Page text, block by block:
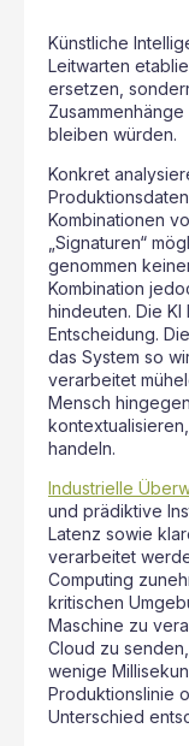
Künstliche
Leitwarten
ersetzen,
bleiben würden.
Konkret
Kombinationen
„Signaturen“
genommen
Kombination
hindeuten. Die
Entscheidung.
das System so
verarbeitet
Mensch
handeln.
Industrielle
und prädiktive
Latenz sowie
verarbeitet
Computing
kritischen
Maschine zu
Cloud zu
wenige
Produktionslinie
Unterschied